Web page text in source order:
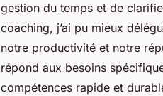
gestion du temps et de
coaching, j’ai pu mieux
notre productivité et notre
répond aux besoins
compétences rapide et